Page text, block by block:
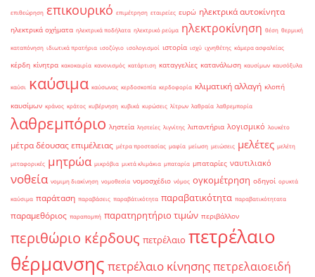
επιθεώρηση επικουρικό επιμέτρηση εταιρείες ευρώ ηλεκτρικά αυτοκίνητα
ηλεκτρικά οχήματα ηλεκτρικά ποδήλατα ηλεκτρικό ρεύμα ηλεκτροκίνηση θέση θερμική
καταπόνηση ιδιωτικά πρατήρια ισοζύγιο ισολογισμοί ιστορία ισχύ ιχνηθέτης κάμερα ασφαλείας
κέρδη κίνητρα κακοκαιρία κανονισμός κατάρτιση καταγγελίες κατανάλωση καυσίμων καυσόξυλα
καύσι καύσιμα καύσωνας κερδοσκοπία κερδοφορία κλιματική αλλαγή κλοπή
καυσίμων κράνος κράτος κυβέρνηση κυβικά κυρώσεις λίτρων λαθραία λαθρεμπορία
λαθρεμπόριο ληστεία ληστείες λιγνίτης λιπαντήρια λογισμικό λουκέτο
μέτρα δέουσας επιμέλειας μέτρα προστασίας μαφία μείωση μειώσεις μελέτες μελέτη
μεταφορικές μητρώα μικρόβια μικτά κλιμάκια μπαταρία μπαταρίες ναυτιλιακό
νοθεία νομιμη διακίνηση νομοθεσία νομοσχέδιο νόμος ογκομέτρηση οδηγοί ορυκτά
καύσιμα παράταση παραβάσεις παραβάτικότητα παραβατικότητα παραβατικότητατα
παραμεθόριος παραπομπή παρατηρητήριο τιμών περιβάλλον
περιθώριο κέρδους πετρέλαιο πετρέλαιο
θέρμανσης πετρέλαιο κίνησηςπετρελαιοειδή